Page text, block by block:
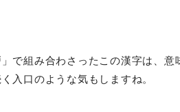
」で組み合わさったこの漢字は、
入口のような気もしますね。